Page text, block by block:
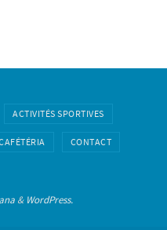
ACTIVITÉS SPORTIVES
CONTACT
& WordPress.